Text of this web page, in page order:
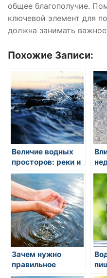
общее благополучие.
ключевой элемент для
должна занимать
Похожие Записи:
Величие водных
просторов: реки и
озера как стражи
экологического
баланса
на
Зачем нужно
правильное
питьевое